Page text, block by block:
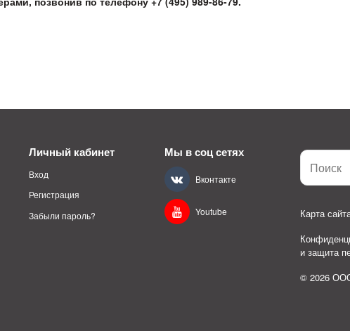
Личный кабинет
Вход
Регистрация
Забыли пароль?
Мы в соц сетях
Вконтакте
Youtube
Карта
и защита
© 2026